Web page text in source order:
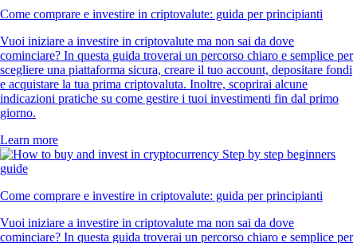
Come comprare e investire in criptovalute: guida per principianti
Vuoi iniziare a investire in criptovalute ma non sai da dove
cominciare? In questa guida troverai un percorso chiaro e semplice per
scegliere una piattaforma sicura, creare il tuo account, depositare fondi
e acquistare la tua prima criptovaluta. Inoltre, scoprirai alcune
indicazioni pratiche su come gestire i tuoi investimenti fin dal primo
giorno.
Learn more
Come comprare e investire in criptovalute: guida per principianti
Vuoi iniziare a investire in criptovalute ma non sai da dove
cominciare? In questa guida troverai un percorso chiaro e semplice per